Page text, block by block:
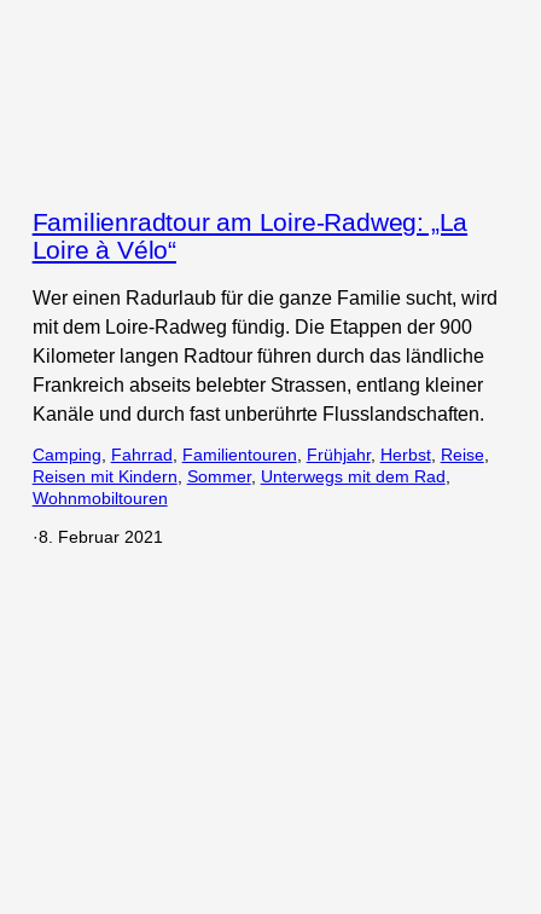
Familienradtour am Loire-Radweg: „La
Loire à Vélo“
Wer einen Radurlaub für die ganze Familie sucht, wird
mit dem Loire-Radweg fündig. Die Etappen der 900
Kilometer langen Radtour führen durch das ländliche
Frankreich abseits belebter Strassen, entlang kleiner
Kanäle und durch fast unberührte Flusslandschaften.
Camping Fahrrad Familientouren Frühjahr, Herbst, Reise
Reisen mit Kindern Sommer, Unterwegs mit dem Rad
Wohnmobiltouren
·8. Februar 2021